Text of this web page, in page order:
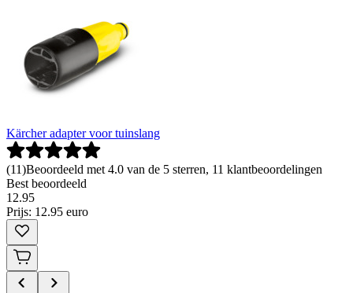
Kärcher adapter voor tuinslang
(11)Beoordeeld met 4.0 van de 5 sterren, 11 klantbeoordelingen
Best beoordeeld
12.95
Prijs: 12.95 euro